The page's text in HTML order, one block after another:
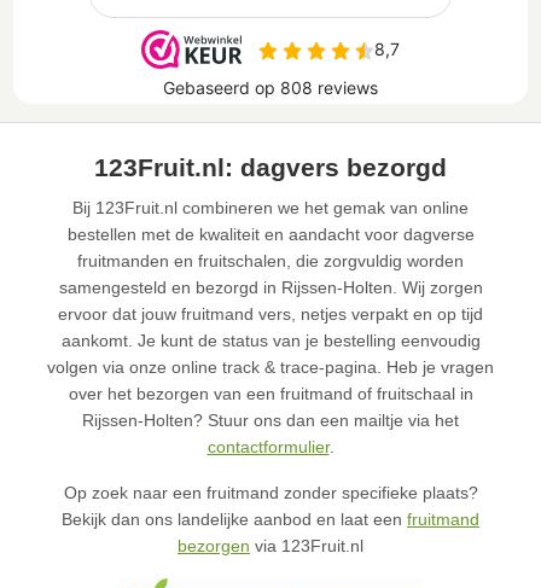
123Fruit.nl: dagvers bezorgd
Bij 123Fruit.nl combineren we het gemak van online
bestellen met de kwaliteit en aandacht voor dagverse
fruitmanden en fruitschalen, die zorgvuldig worden
samengesteld en bezorgd in Rijssen-Holten. Wij zorgen
ervoor dat jouw fruitmand vers, netjes verpakt en op tijd
aankomt. Je kunt de status van je bestelling eenvoudig
volgen via onze online track & trace-pagina. Heb je vragen
over het bezorgen van een fruitmand of fruitschaal in
Rijssen-Holten? Stuur ons dan een mailtje via het
contactformulier.
Op zoek naar een fruitmand zonder specifieke plaats?
Bekijk dan ons landelijke aanbod en laat een fruitmand
bezorgen via 123Fruit.nl